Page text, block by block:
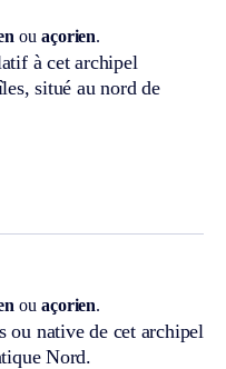
ou açorien.
à cet archipel
situé au nord de
ou açorien.
ou native de cet archipel
Nord.